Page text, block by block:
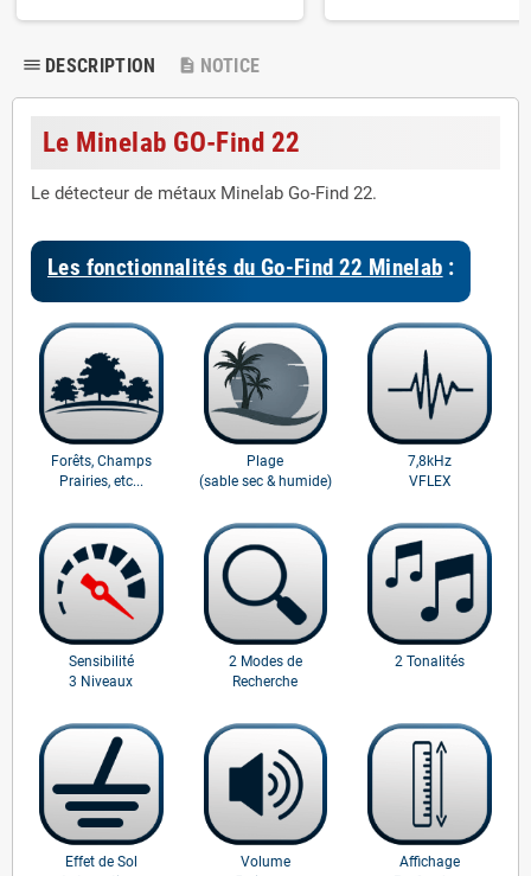
dehaze DESCRIPTION description NOTICE
Le Minelab GO-Find 22
Le détecteur de métaux Minelab Go-Find 22.
Les fonctionnalités du Go-Find 22 Minelab :
Forêts, Champs
Prairies, etc...
Plage
(sable sec & humide)
7,8kHz
VFLEX
Sensibilité
3 Niveaux
2 Modes de
Recherche
2 Tonalités
Effet de Sol
Volume
Affichage